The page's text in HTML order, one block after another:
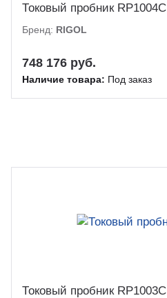
Токовый пробник RP1004C
Бренд: RIGOL
748 176 руб.
Наличие товара: Под заказ
Токовый пробник RP1003C